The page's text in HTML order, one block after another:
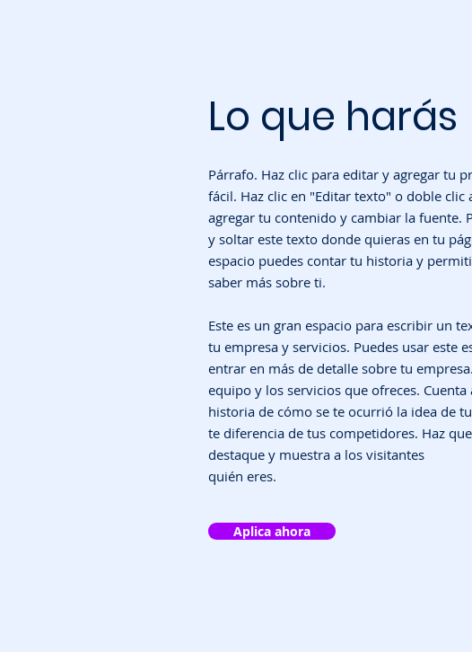
Lo que harás
Párrafo. Haz clic para editar y agregar tu
fácil. Haz clic en "Editar texto" o doble clic
agregar tu contenido y cambiar la fuente.
y soltar este texto donde quieras en tu
espacio puedes contar tu historia y
saber más sobre ti.
Este es un gran espacio para escribir un
tu empresa y servicios. Puedes usar este
entrar en más de detalle sobre tu
equipo y los servicios que ofreces.
historia de cómo se te ocurrió la idea de
te diferencia de tus competidores. Haz
destaque y muestra a los visitantes
quién eres.
Aplica ahora